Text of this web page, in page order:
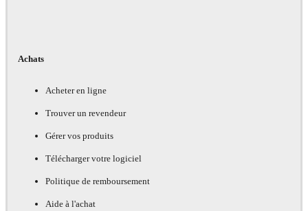
Achats
Acheter en ligne
Trouver un revendeur
Gérer vos produits
Télécharger votre logiciel
Politique de remboursement
Aide à l'achat